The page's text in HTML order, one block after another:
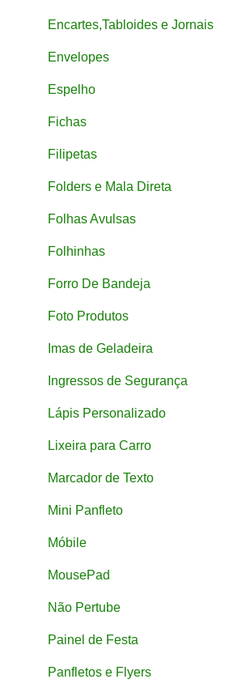
Encartes,Tabloides e Jornais
Envelopes
Espelho
Fichas
Filipetas
Folders e Mala Direta
Folhas Avulsas
Folhinhas
Forro De Bandeja
Foto Produtos
Imas de Geladeira
Ingressos de Segurança
Lápis Personalizado
Lixeira para Carro
Marcador de Texto
Mini Panfleto
Móbile
MousePad
Não Pertube
Painel de Festa
Panfletos e Flyers